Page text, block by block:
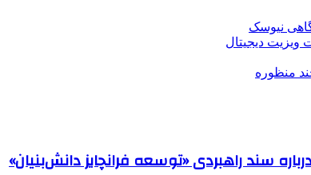
نیوسک
ویزیت دیجیتال
منظوره
سند راهبردی «توسعه فرانچایز دانش‌بنیان»